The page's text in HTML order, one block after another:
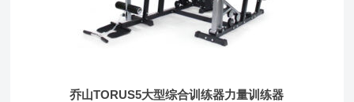
乔山TORUS5大型综合训练器力量训练器